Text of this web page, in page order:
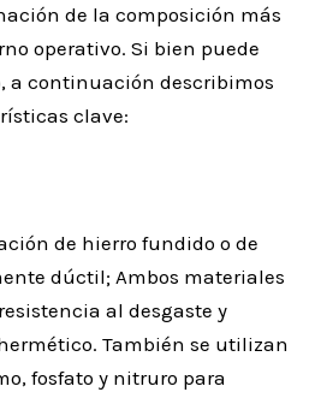
de la composición más
operativo. Si bien puede
a continuación describimos
clave:
de hierro fundido o de
dúctil; Ambos materiales
al desgaste y
También se utilizan
fosfato y nitruro para